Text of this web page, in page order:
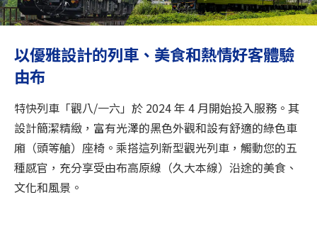
ANA 服務
關閉
以優雅設計的列車、美食和熱情好客體驗
由布
特快列車「觀八/一六」於 2024 年 4 月開始投入服務。其
設計簡潔精緻，富有光澤的黑色外觀和設有舒適的綠色車
廂（頭等艙）座椅。乘搭這列新型觀光列車，觸動您的五
種感官，充分享受由布高原線（久大本線）沿途的美食、
文化和風景。